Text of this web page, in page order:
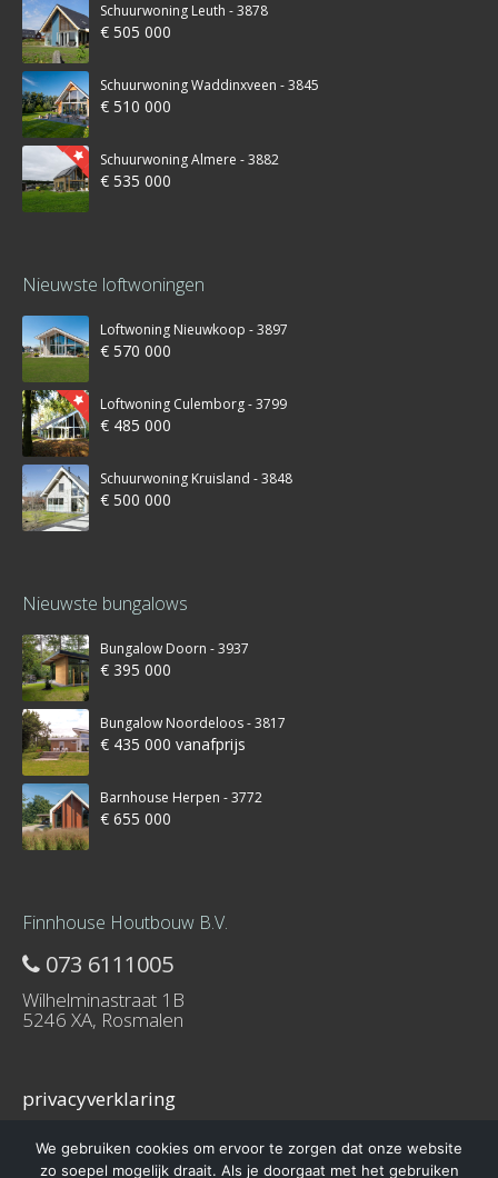
Schuurwoning Leuth - 3878
€ 505 000
Schuurwoning Waddinxveen - 3845
€ 510 000
Schuurwoning Almere - 3882
€ 535 000
Nieuwste loftwoningen
Loftwoning Nieuwkoop - 3897
€ 570 000
Loftwoning Culemborg - 3799
€ 485 000
Schuurwoning Kruisland - 3848
€ 500 000
Nieuwste bungalows
Bungalow Doorn - 3937
€ 395 000
Bungalow Noordeloos - 3817
€ 435 000 vanafprijs
Barnhouse Herpen - 3772
€ 655 000
Finnhouse Houtbouw B.V.
073 6111005
Wilhelminastraat 1B
5246 XA, Rosmalen
privacyverklaring
We gebruiken cookies om ervoor te zorgen dat onze website
zo soepel mogelijk draait. Als je doorgaat met het gebruiken